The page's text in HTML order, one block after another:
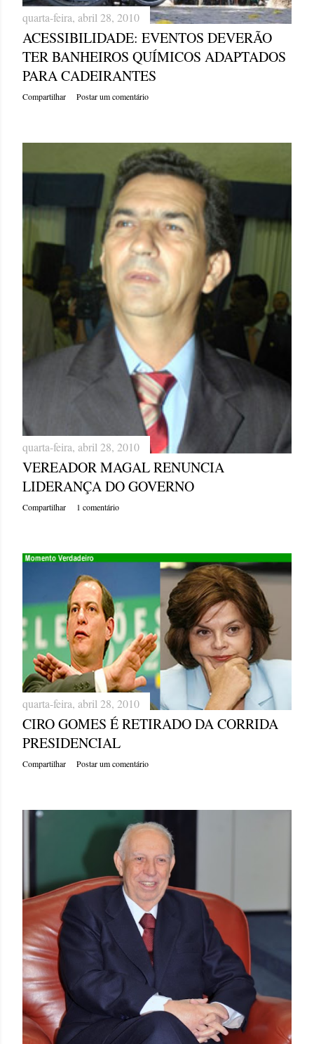
quarta-feira, abril 28, 2010
ACESSIBILIDADE: EVENTOS DEVERÃO
TER BANHEIROS QUÍMICOS ADAPTADOS
PARA CADEIRANTES
Compartilhar Postar um comentário
quarta-feira, abril 28, 2010
VEREADOR MAGAL RENUNCIA
LIDERANÇA DO GOVERNO
Compartilhar 1 comentário
quarta-feira, abril 28, 2010
CIRO GOMES É RETIRADO DA CORRIDA
PRESIDENCIAL
Compartilhar Postar um comentário